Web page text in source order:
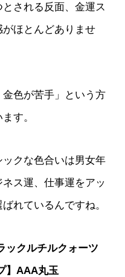
される反面、金運ス
がほとんどありませ
金色が苦手」という方
す。
クな色合いは男女年
ス運、仕事運をアッ
れているんですね。
ックルチルクォーツ
】AAA丸玉